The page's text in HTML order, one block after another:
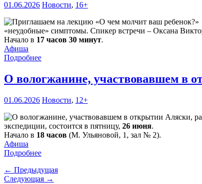
01.06.2026 Новости, 16+
«неудобные» симптомы. Спикер встречи – Оксана
Начало в 17 часов 30 минут.
Афиша
Подробнее
О вологжанине, участвовавшем в
01.06.2026 Новости, 12+
экспедиции, состоится в пятницу, 26 июня.
Начало в 18 часов (М. Ульяновой, 1, зал № 2).
Афиша
Подробнее
← Предыдущая
Следующая →